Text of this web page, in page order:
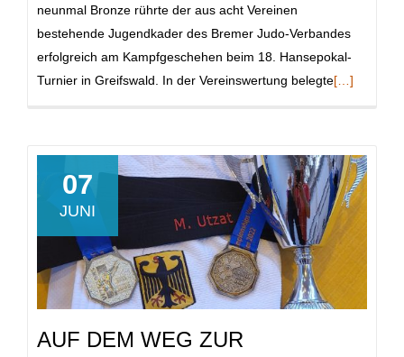
neunmal Bronze rührte der aus acht Vereinen
bestehende Jugendkader des Bremer Judo-Verbandes
erfolgreich am Kampfgeschehen beim 18. Hansepokal-
Turnier in Greifswald. In der Vereinswertung belegteRead
Betten
beziehen
[…]
07
JUNI
AUF DEM WEG ZUR